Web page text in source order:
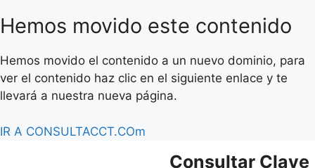
Hemos movido este contenido
Hemos movido el contenido a un nuevo dominio, para
ver el contenido haz clic en el siguiente enlace y te
llevará a nuestra nueva página.
IR A CONSULTACCT.COm
Consultar Clave